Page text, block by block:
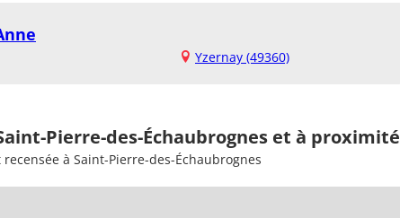
Yzernay (49360)
Pierre-des-Échaubrognes et à proximité
à Saint-Pierre-des-Échaubrognes